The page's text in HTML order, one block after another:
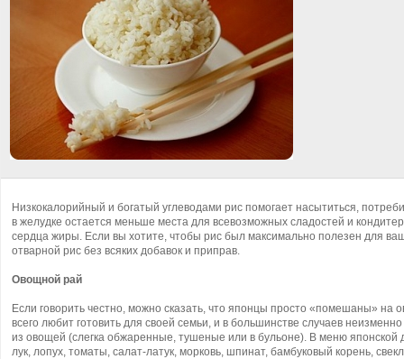
Низкокалорийный и богатый углеводами рис помогает насытиться,
в желудке остается меньше места для всевозможных сладостей и
сердца жиры. Если вы хотите, чтобы рис был максимально полезен для
отварной рис без всяких добавок и приправ.
Овощной рай
Если говорить честно, можно сказать, что японцы просто «помешаны»
всего любит готовить для своей семьи, и в большинстве случаев
из овощей (слегка обжаренные, тушеные или в бульоне). В меню японской
лук, лопух, томаты, салат-латук, морковь, шпинат, бамбуковый корень,